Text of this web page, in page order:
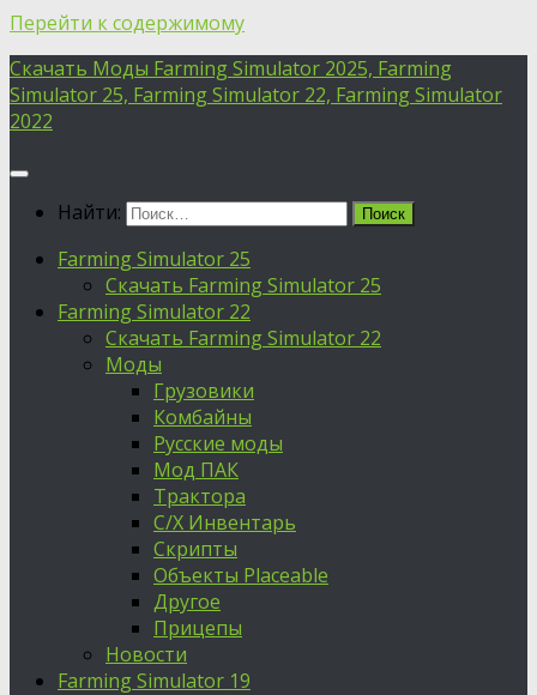
Перейти к содержимому
Скачать Моды Farming Simulator 2025, Farming
Simulator 25, Farming Simulator 22, Farming Simulator
2022
Найти:
Farming Simulator 25
Скачать Farming Simulator 25
Farming Simulator 22
Скачать Farming Simulator 22
Моды
Грузовики
Комбайны
Русские моды
Мод ПАК
Трактора
С/Х Инвентарь
Скрипты
Объекты Placeable
Другое
Прицепы
Новости
Farming Simulator 19